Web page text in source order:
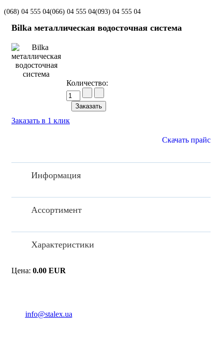
(068) 04 555 04(066) 04 555 04(093) 04 555 04
Bilka металлическая водосточная система
Количество:
Заказать в 1 клик
Скачать прайс
Информация
Ассортимент
Характеристики
Цена: 0.00 EUR
info@stalex.ua